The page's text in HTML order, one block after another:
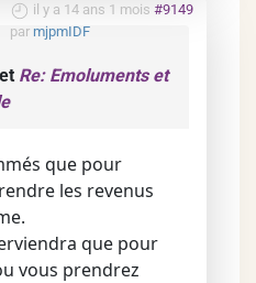
il y a 14 ans 1 mois #9149
par mjpmIDF
Re: Emoluments et
que pour
les revenus
que pour
vous prendrez